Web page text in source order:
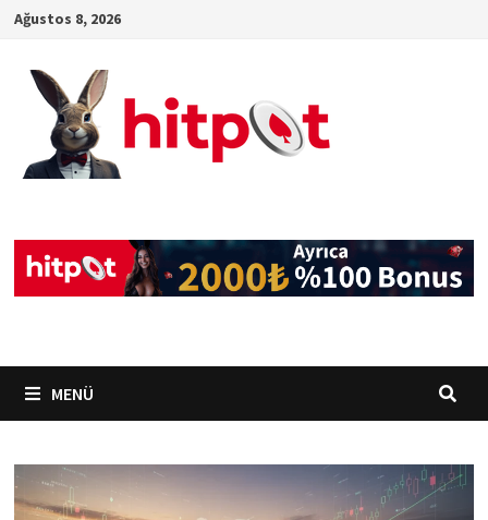
İçeriğe
Ağustos 8, 2026
MENÜ